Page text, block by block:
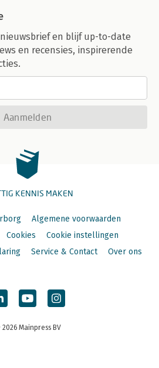
en blijf up-to-date
en recensies, inspirerende
Aanmelden
KENNIS MAKEN
Algemene voorwaarden
Cookies
Cookie instellingen
Service & Contact Over ons
Mainpress BV